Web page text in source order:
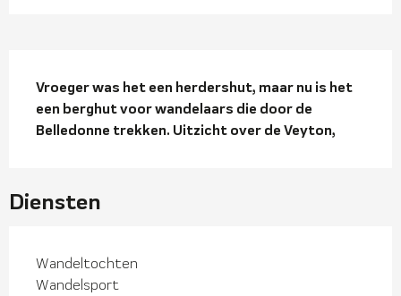
Beschrijving
Vroeger was het een herdershut, maar nu is het
een berghut voor wandelaars die door de
Belledonne trekken. Uitzicht over de Veyton,
Diensten
Wandeltochten
Wandelsport